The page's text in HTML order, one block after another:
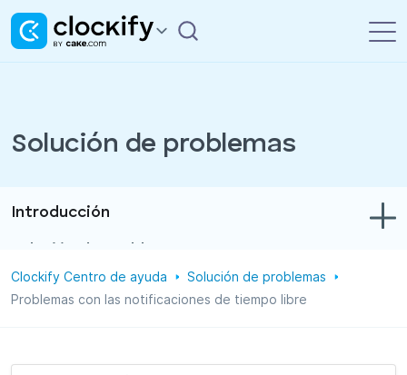
Solución de problemas
Introducción
Control de tiempo y gastos
Proyectos
Clockify Centro de ayuda
Solución de problemas
Problemas con las notificaciones de tiempo libre